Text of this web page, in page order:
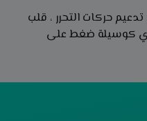
حركات التحرر ، قلب
كوسيلة ضغط على